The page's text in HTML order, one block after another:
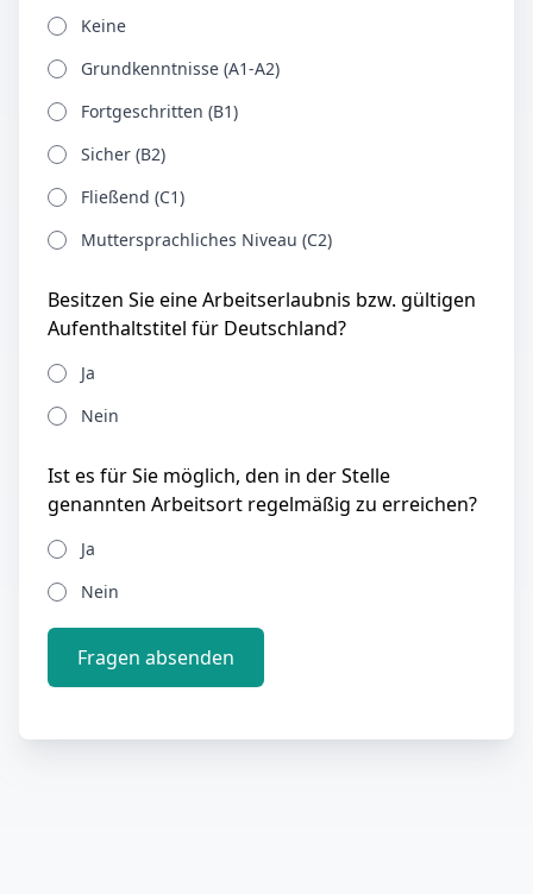
Keine
Grundkenntnisse (A1-A2)
Fortgeschritten (B1)
Sicher (B2)
Fließend (C1)
Muttersprachliches Niveau (C2)
Besitzen Sie eine Arbeitserlaubnis bzw. gültigen
Aufenthaltstitel für Deutschland?
Ja
Nein
Ist es für Sie möglich, den in der Stelle
genannten Arbeitsort regelmäßig zu erreichen?
Ja
Nein
Fragen absenden